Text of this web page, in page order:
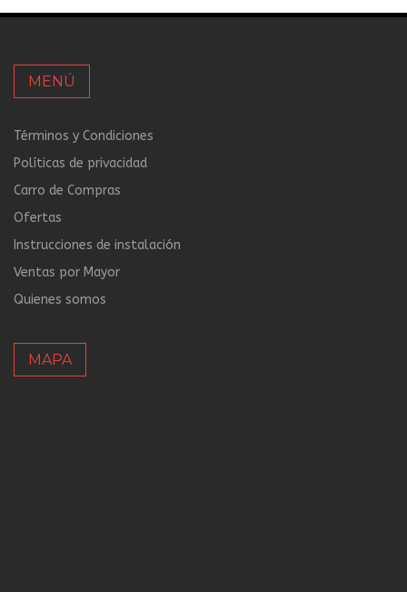
MENÚ
Términos y Condiciones
Políticas de privacidad
Carro de Compras
Ofertas
Instrucciones de instalación
Ventas por Mayor
Quienes somos
MAPA